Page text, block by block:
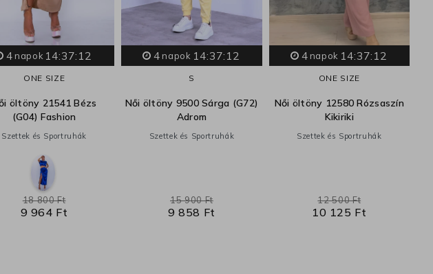
4napok 14:37:11
ONE SIZE
öltöny 21541 Bézs
(G04) Fashion
Szettek és Sportruhák
9 964 Ft
18 800 Ft
4 napok 14:37:11
S
Női öltöny 9500 Sárga (G72)
Adrom
Szettek és Sportruhák
9 858 Ft
15 900 Ft
4napok 14:37:11
ONE SIZE
Női öltöny 12580 Rózsaszín
Kikiriki
Szettek és Sportruhák
10 125 Ft
12 500 Ft